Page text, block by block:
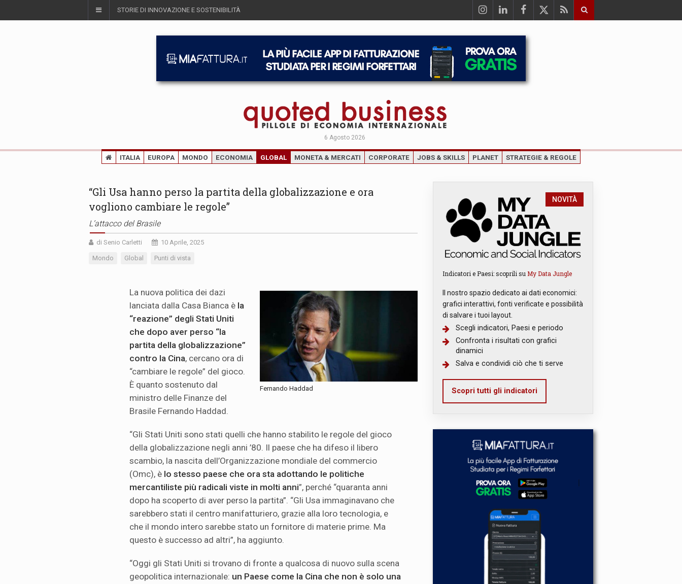
STORIE DI INNOVAZIONE E SOSTENIBILITÀ
6 Agosto 2026
ITALIA EUROPA MONDO ECONOMIA GLOBAL MONETA & MERCATI CORPORATE JOBS & SKILLS PLANET STRATEGIE & REGOLE
“Gli Usa hanno perso la partita della globalizzazione e ora
vogliono cambiare le regole”
L’attacco del Brasile
di Senio Carletti 10 Aprile, 2025
Mondo Global Punti di vista
Fernando Haddad
La nuova politica dei dazi
lanciata dalla Casa Bianca è la
“reazione” degli Stati Uniti
che dopo aver perso “la
partita della globalizzazione”
contro la Cina, cercano ora di
“cambiare le regole” del gioco.
È quanto sostenuto dal
ministro delle Finanze del
Brasile Fernando Haddad.
“Gli Stati Uniti sono stati quelli che hanno stabilito le regole del gioco
della globalizzazione negli anni ’80. Il paese che ha difeso il libero
scambio, la nascita dell’Organizzazione mondiale del commercio
(Omc), è lo stesso paese che ora sta adottando le politiche
mercantiliste più radicali viste in molti anni”, perché “quaranta anni
dopo ha scoperto di aver perso la partita”. “Gli Usa immaginavano che
sarebbero stati il centro manifatturiero, grazie alla loro tecnologia, e
che il mondo intero sarebbe stato un fornitore di materie prime. Ma
questo è successo ad altri”, ha aggiunto.
“Oggi gli Stati Uniti si trovano di fronte a qualcosa di nuovo sulla scena
geopolitica internazionale: un Paese come la Cina che non è solo una
NOVITÀ
Indicatori e Paesi: scoprili su My Data Jungle
Il nostro spazio dedicato ai dati economici:
grafici interattivi, fonti verificate e possibilità
di salvare i tuoi layout.
Scegli indicatori, Paesi e periodo
Confronta i risultati con grafici
dinamici
Salva e condividi ciò che ti serve
Scopri tutti gli indicatori